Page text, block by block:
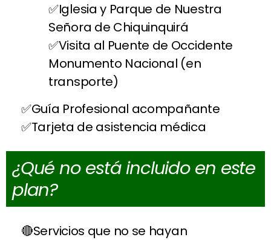
Iglesia y Parque de Nuestra
Señora de Chiquinquirá
Visita al Puente de Occidente
Monumento Nacional (en
transporte)
Guía Profesional acompañante
Tarjeta de asistencia médica
¿Qué no está incluido en este
plan?
Servicios que no se hayan